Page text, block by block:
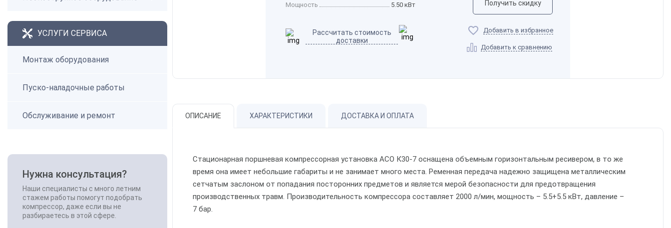
УСЛУГИ СЕРВИСА
Монтаж оборудования
Пуско-наладочные работы
Обслуживание и ремонт
Нужна консультация?
Наши специалисты с много летним
стажем работы помогут подобрать
компрессор, даже если вы не
разбираетесь в этой сфере.
Мощность 5.50 кВт
Рассчитать стоимость
доставки
Получить скидку
Добавить в избранное
Добавить к сравнению
ОПИСАНИЕ ХАРАКТЕРИСТИКИ ДОСТАВКА И ОПЛАТА
Стационарная поршневая компрессорная установка АСО К30-7 оснащена объемным горизонтальным ресивером, в то же
время она имеет небольшие габариты и не занимает много места. Ременная передача надежно защищена металлическим
сетчатым заслоном от попадания посторонних предметов и является мерой безопасности для предотвращения
производственных травм. Производительность компрессора составляет 2000 л/мин, мощность – 5.5+5.5 кВт, давление –
7 бар.